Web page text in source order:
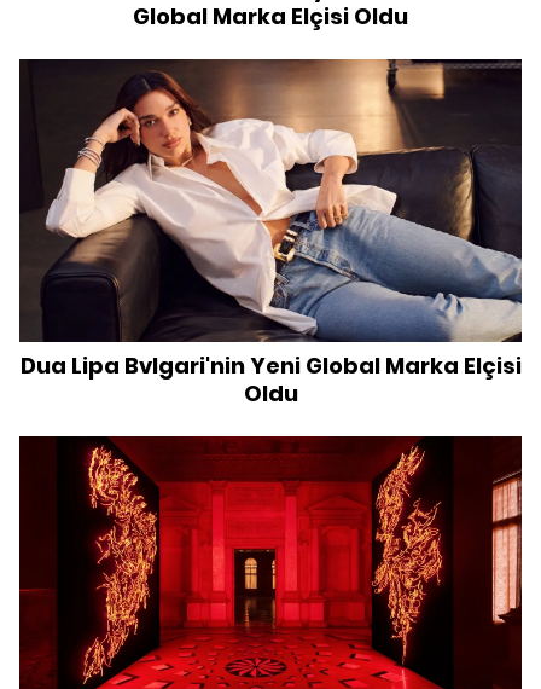
Global Marka Elçisi Oldu
Dua Lipa Bvlgari'nin Yeni Global Marka Elçisi
Oldu